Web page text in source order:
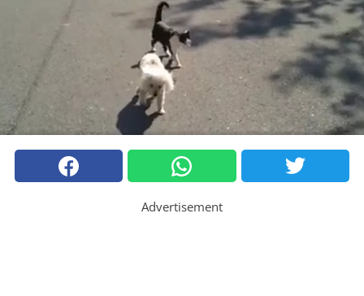
Advertisement